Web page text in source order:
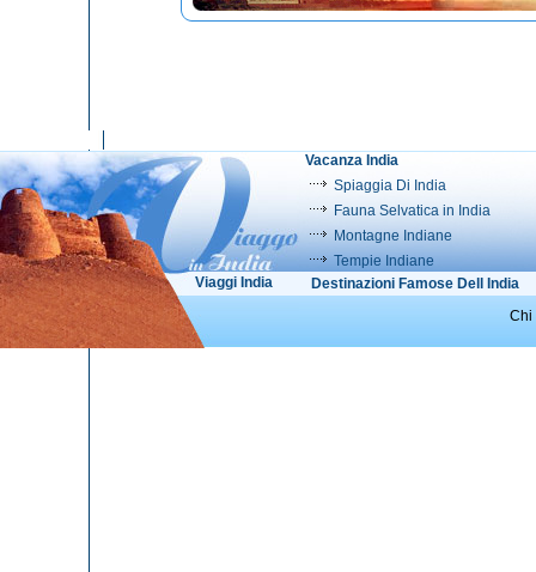
Vacanza India
Spiaggia Di India
Fauna Selvatica in India
Montagne Indiane
Tempie Indiane
Viaggi India
Destinazioni Famose Dell India
Chi